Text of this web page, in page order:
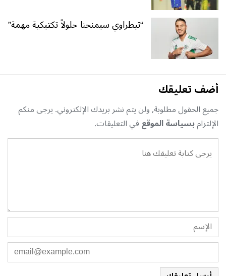
“تيطراوي سيمنحنا حلولاً تكتيكية مهمة”
أضف تعليقك
جميع الحقول مطلوبة, ولن يتم نشر بريدك الإلكتروني. يرجى منكم
الإلتزامبسياسة الموقعفي التعليقات.